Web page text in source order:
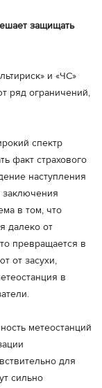
защищать
и «ЧС»
ряд ограничений,
спектр
факт страхового
наступления
заключения
в том, что
далеко от
превращается в
от засухи,
в
метеостанций
для
сильно